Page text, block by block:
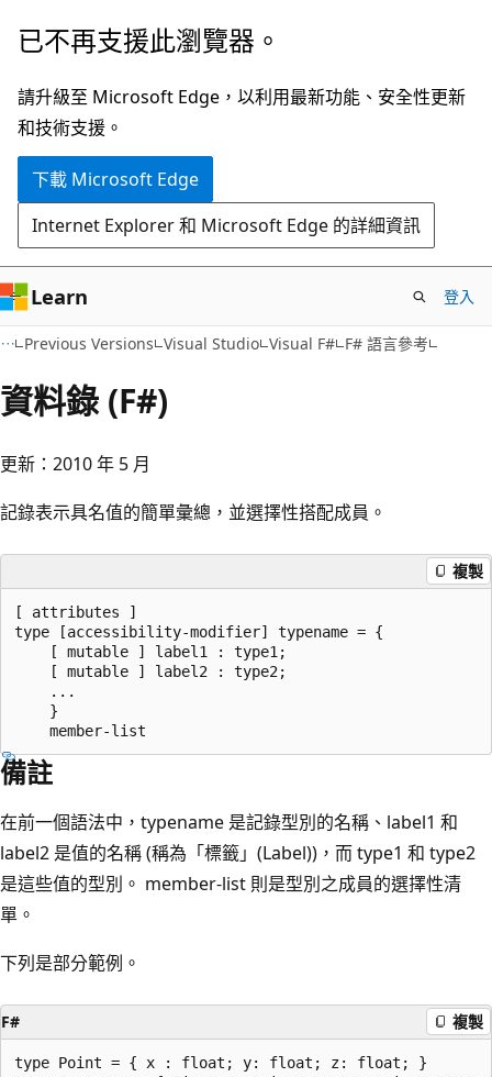
跳
主
要
內
已不再支援此瀏覽器。
請升級至 Microsoft Edge，以利用最新功能、安全性更新
和技術支援。
下載 Microsoft Edge
Internet Explorer 和 Microsoft Edge 的詳細資訊
Learn 登入
Previous Versions Visual Studio Visual F# F# 語言參考
資料錄 (F#)
更新：2010 年 5 月
記錄表示具名值的簡單彙總，並選擇性搭配成員。
複製
[ attributes ]
type [accessibility-modifier] typename = {
    [ mutable ] label1 : type1;
    [ mutable ] label2 : type2;
    ...
    }
備註
在前一個語法中，typename 是記錄型別的名稱、label1 和
label2 是值的名稱 (稱為「標籤」(Label))，而 type1 和 type2
是這些值的型別。 member-list 則是型別之成員的選擇性清
單。
下列是部分範例。
F# 複製
type Point = { x : float; y: float; z: float; }